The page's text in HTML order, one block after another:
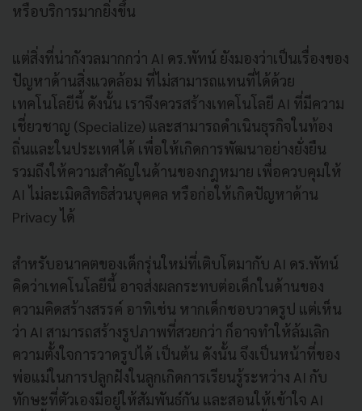
หรือบริการมากยิ่งขึ้น
แต่สิ่งที่น่ากังวลมากกว่า AI ดร.พัทน์ ยังมองว่าเป็นเรื่องของ
ปัญหาด้านสิ่งแวดล้อม ที่ไม่สามารถแทนที่ได้ด้วย
เทคโนโลยีนี้ ดังนั้น เราจึงควรสร้างเทคโนโลยี AI ที่มีความ
เชี่ยวชาญ (Specialize) และสามารถดำเนินธุรกิจในท้อง
ถิ่นและในประเทศได้ เพื่อให้เกิดการพัฒนาอย่างยั่งยืน
รวมถึงให้ความสำคัญในด้านของกฎหมาย เพื่อควบคุมให้
AI ไม่ละเมิดสิทธิส่วนบุคคล หรือก่อให้เกิดปัญหาด้าน
Privacy ได้
สำหรับอนาคตของเด็กรุ่นใหม่ที่เติบโตมากับ AI ดร.พัทน์
คิดว่าเทคโนโลยีนี้ อาจส่งผลกระทบต่อเด็กในด้านของ
ความคิดสร้างสรรค์ อาทิเช่น หากเด็กชอบวาดรูป แต่เห็น
ว่า AI สามารถสร้างรูปภาพที่สวยกว่า ก็อาจทำให้ล้มเลิก
ความตั้งใจการวาดรูปได้ เป็นต้น ดังนั้น จึงเป็นหน้าที่ของ
พ่อแม่ในการปลูกฝังในลูกเกิดการเรียนรู้ระหว่าง AI กับ
ทักษะที่ตัวเองมีอยู่ให้สัมพันธ์กัน และสอนให้เข้าใจ AI